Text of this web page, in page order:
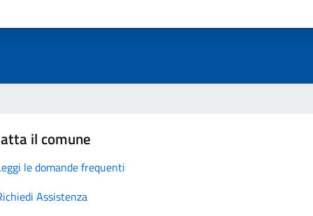
il comune
le domande frequenti
Assistenza